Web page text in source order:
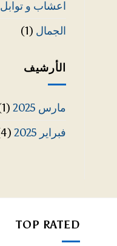
اعشاب و توابل
الجمال (1)
الأرشيف
مارس 2025
(1)
فبراير 2025
(4)
TOP RATED